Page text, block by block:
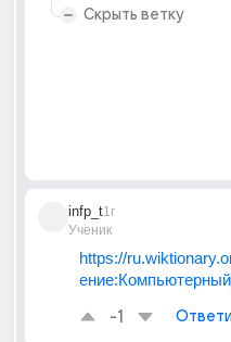
Скрыть ветку
infp_t
Ученик
1г
https://
-1